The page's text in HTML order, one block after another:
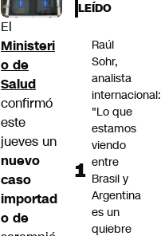
El
Ministeri
o de
Salud
confirmó
este
jueves un
nuevo
caso
importad
o de
LEÍDO
Raúl
Sohr,
analista
internacional:
"Lo que
estamos
viendo
entre
Brasil y
Argentina
es un
quiebre